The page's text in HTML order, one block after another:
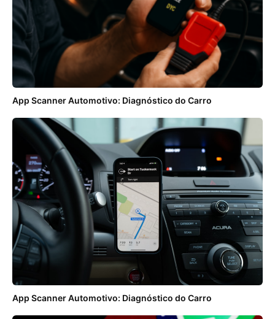
App Scanner Automotivo: Diagnóstico do Carro
App Scanner Automotivo: Diagnóstico do Carro